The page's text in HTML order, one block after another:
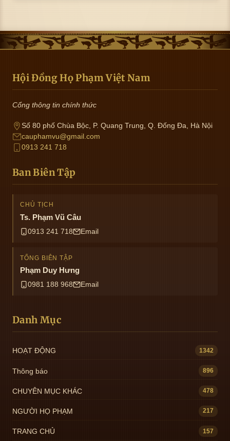
Hội Đồng Họ Phạm Việt Nam
Cổng thông tin chính thức
Số 80 phố Chùa Bộc, P. Quang Trung, Q. Đống Đa, Hà Nội
cauphamvu@gmail.com
0913 241 718
Ban Biên Tập
CHỦ TỊCH
Ts. Phạm Vũ Câu
0913 241 718 Email
TỔNG BIÊN TẬP
Phạm Duy Hưng
0981 188 968 Email
Danh Mục
HOẠT ĐỘNG 1342
Thông báo 896
CHUYÊN MỤC KHÁC 478
NGƯỜI HỌ PHẠM 217
TRANG CHỦ 157